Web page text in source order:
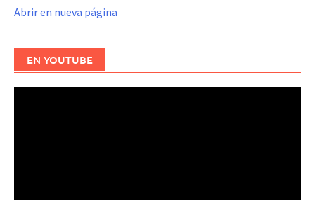
Abrir en nueva página
EN YOUTUBE